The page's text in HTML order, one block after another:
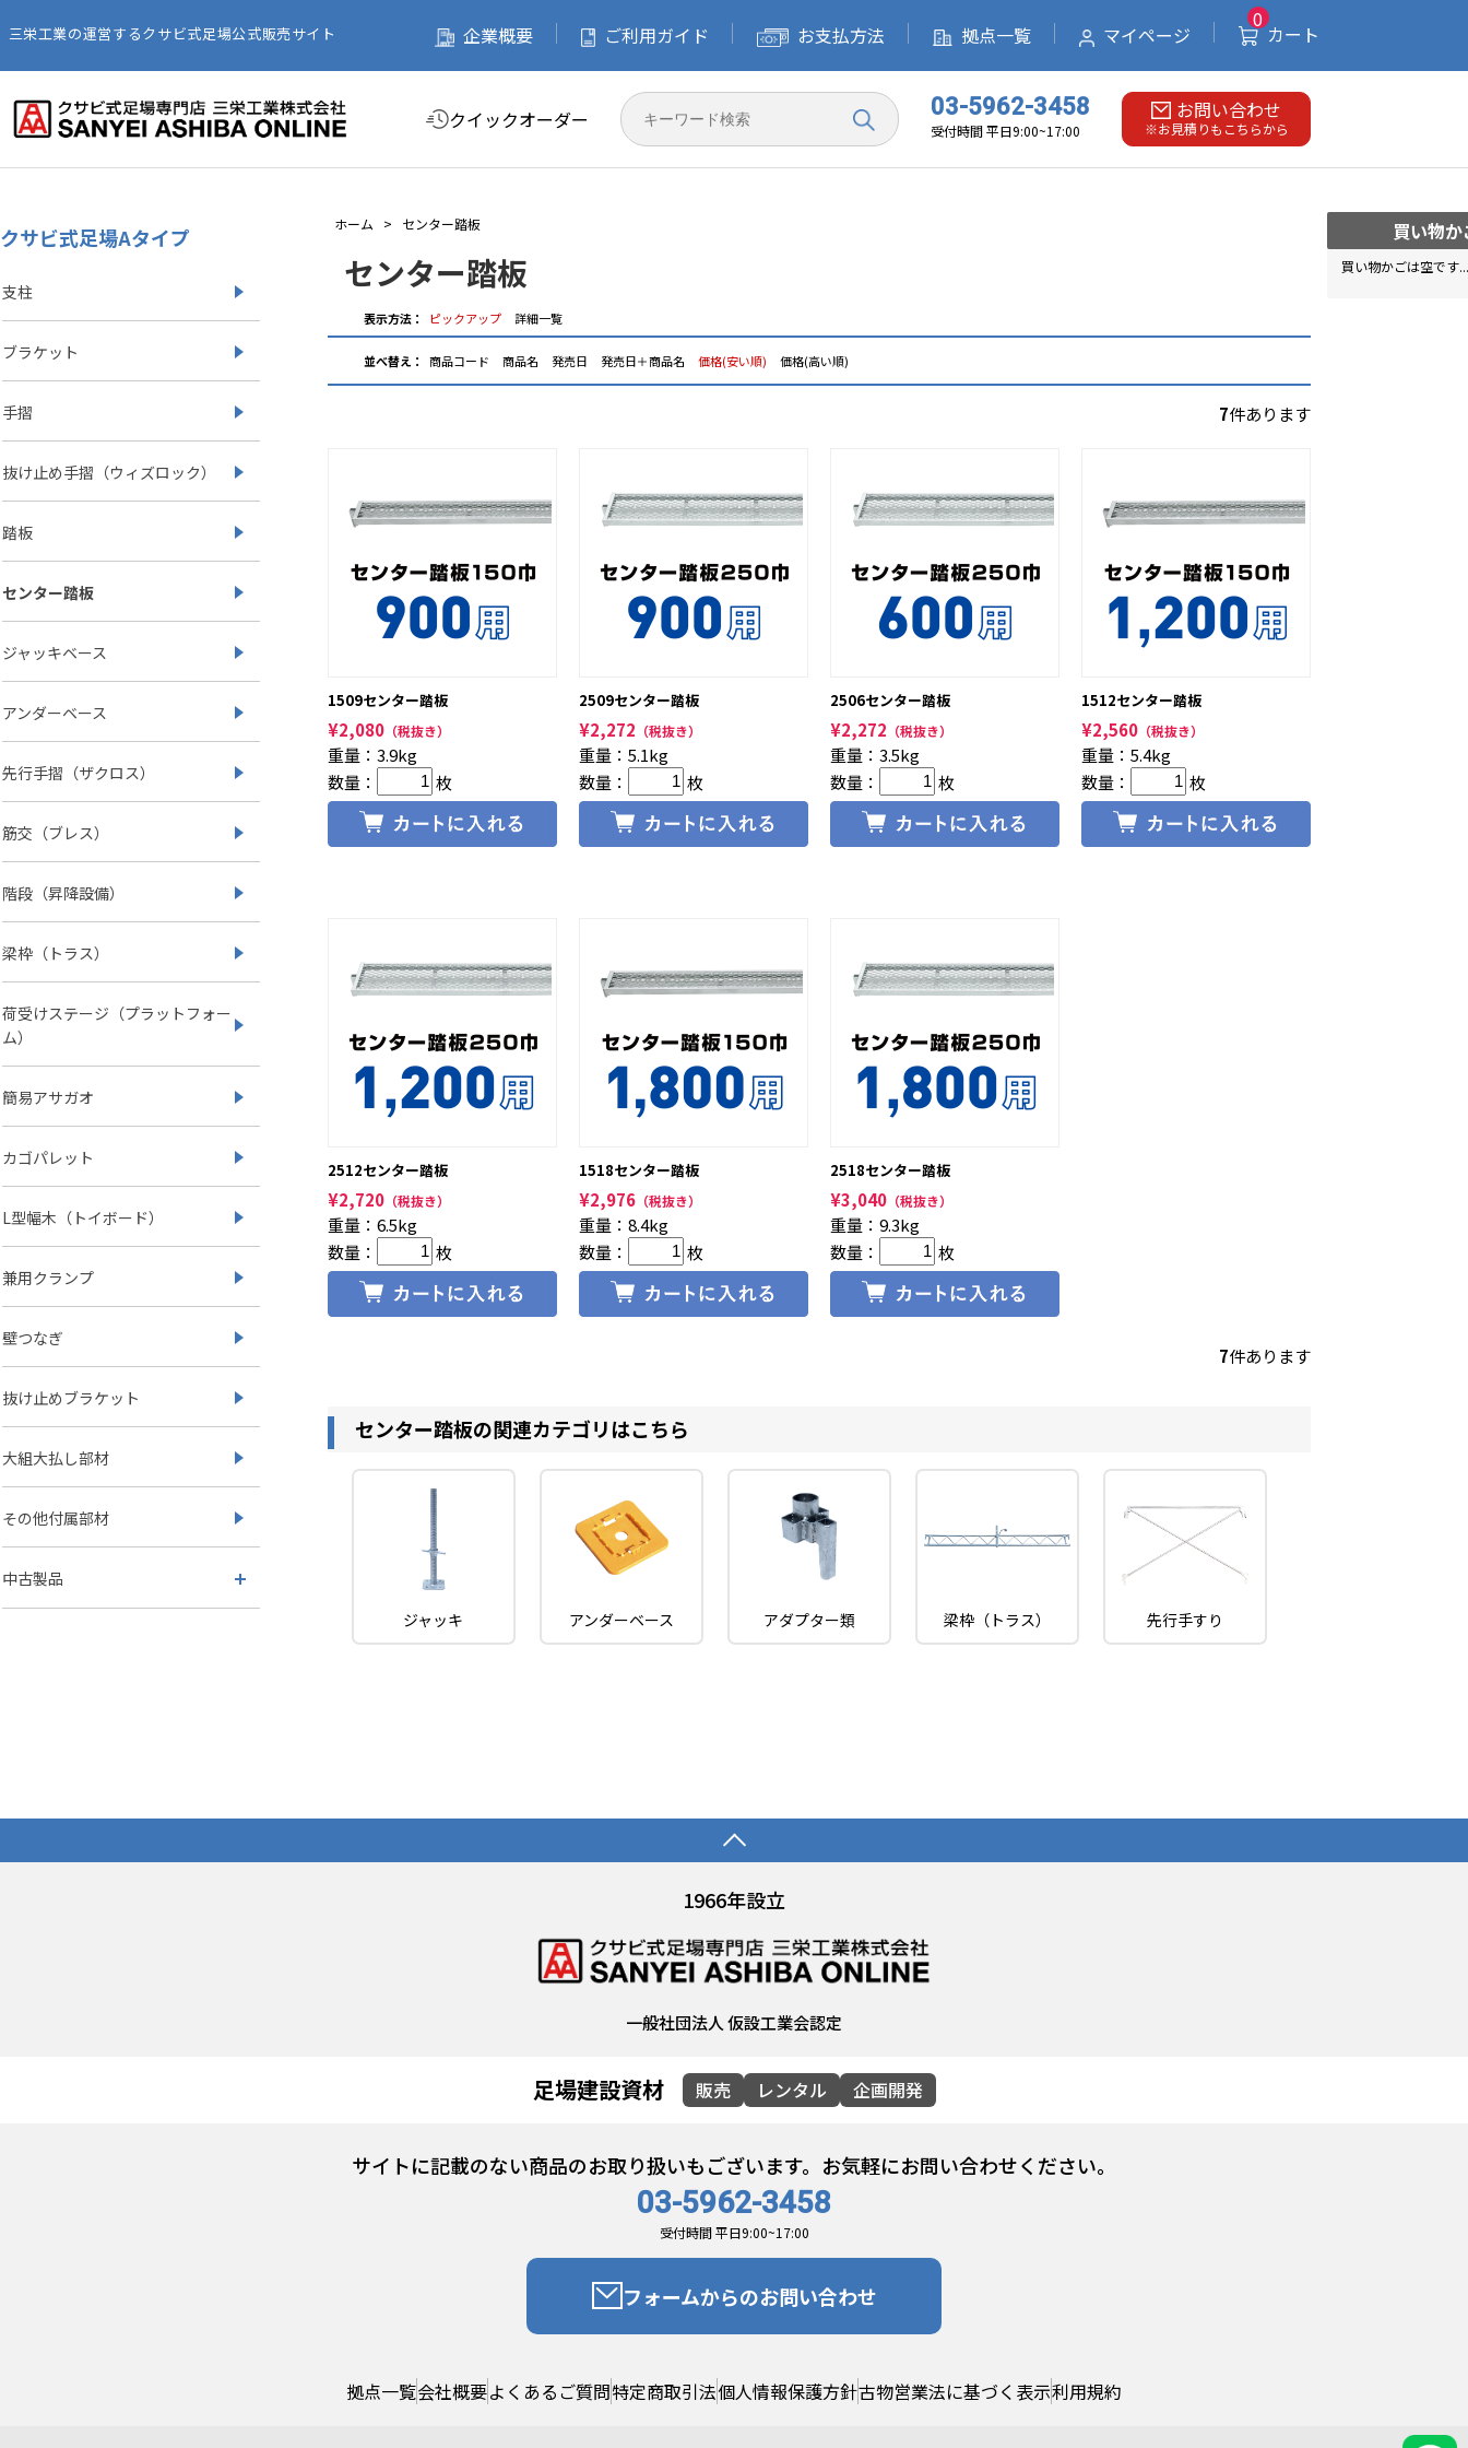
三栄工業の運営するクサビ式足場公式販売サイト 企業概要 ご利用ガイド お支払方法 拠点一覧 マイページ
0
カート
企業概要 ご利用ガイド お支払方法 拠点一覧 マイページ
0
カート
クイックオーダー 03-5962-3458
受付時間 平日9:00~17:00
お問い合わせ
※お見積りもこちらから
ホーム > センター踏板
センター踏板
表示方法： ピックアップ 詳細一覧
並べ替え： 商品コード 商品名 発売日 発売日＋商品名 価格(安い順) 価格(高い順)
7件あります
1509センター踏板
¥2,080 （税抜き）
重量：3.9kg
数量：
枚
2509センター踏板
¥2,272 （税抜き）
重量：5.1kg
数量：
枚
2506センター踏板
¥2,272 （税抜き）
重量：3.5kg
数量：
枚
1512センター踏板
¥2,560 （税抜き）
重量：5.4kg
数量：
枚
2512センター踏板
¥2,720 （税抜き）
重量：6.5kg
数量：
枚
1518センター踏板
¥2,976 （税抜き）
重量：8.4kg
数量：
枚
2518センター踏板
¥3,040 （税抜き）
重量：9.3kg
数量：
枚
7件あります
センター踏板の関連カテゴリはこちら
ジャッキ アンダーベース アダプター類 梁枠（トラス） 先行手すり
クサビ式足場Aタイプ
支柱
ブラケット
手摺
抜け止め手摺（ウィズロック）
踏板
センター踏板
ジャッキベース
アンダーベース
先行手摺（ザクロス）
筋交（ブレス）
階段（昇降設備）
梁枠（トラス）
荷受けステージ（プラットフォー
ム）
簡易アサガオ
カゴパレット
L型幅木（トイボード）
兼用クランプ
壁つなぎ
抜け止めブラケット
大組大払し部材
その他付属部材
中古製品
買い物か
買い物かごは空です...
1966年設立
一般社団法人 仮設工業会認定
足場建設資材 販売 レンタル 企画開発
サイトに記載のない商品のお取り扱いもございます。お気軽にお問い合わせください。
03-5962-3458
受付時間 平日9:00~17:00
フォームからのお問い合わせ
拠点一覧会社概要よくあるご質問特定商取引法個人情報保護方針古物営業法に基づく表示利用規約